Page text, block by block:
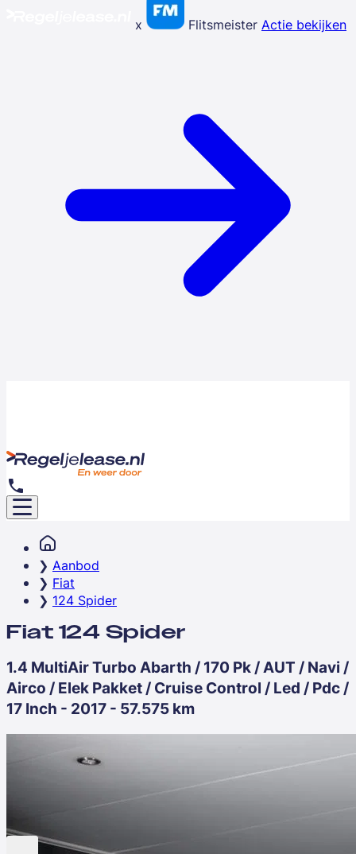
x Flitsmeister Actie bekijken
Aanbod
Fiat
124 Spider
Fiat 124 Spider
1.4 MultiAir Turbo Abarth / 170 Pk / AUT / Navi /
Airco / Elek Pakket / Cruise Control / Led / Pdc /
17 Inch - 2017 - 57.575 km